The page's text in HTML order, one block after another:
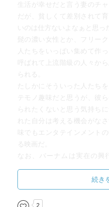
生活が幸せだと言う妻のチ
だが、貧しくて差別されて
いのは仕方ないよなぁと思っ
髭の濃い女性とか、フリー
人たちをいっぱい集めて作
呼ばれて上流階級の人々か
られる。
たしかにそういった人たち
テモノ趣味だと思うが、彼
られたくないと思う気持ち
れた自分は考える機会がな
味でもエンタテインメント
る映画だ。
なお、バーナムは実在の興
続き
2